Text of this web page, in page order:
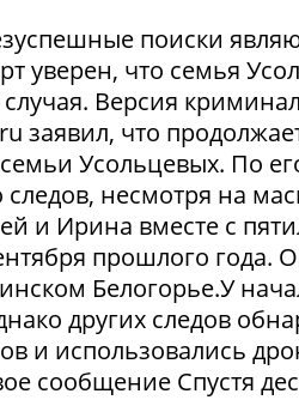
поиски
уверен, что семья
Версия
заявил, что
Усольцевых. По
следов, несмотря на
и Ирина вместе с
прошлого года.
Белогорье.У
других следов
и использовались
сообщение Спустя